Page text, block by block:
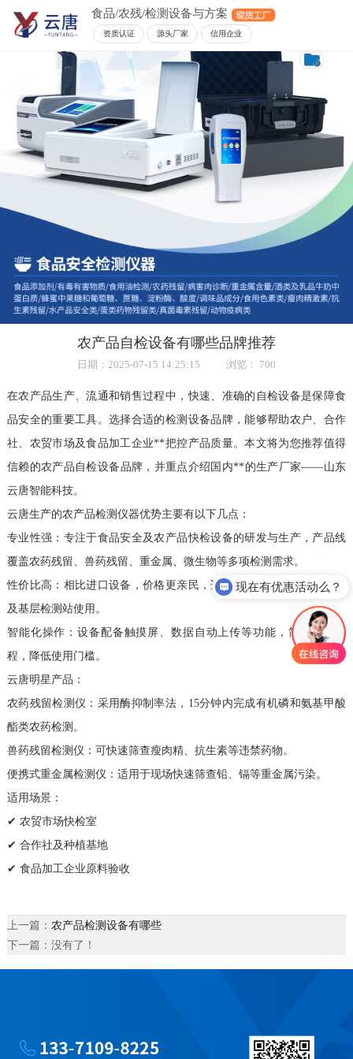
食品/农残/检测设备与方案
资质认证 源头厂家 信用企业
农产品自检设备有哪些品牌推荐
日期：2025-07-15 14:25:15 浏览： 700
在农产品生产、流通和销售过程中，快速、准确的自检设备是保障食
品安全的重要工具。选择合适的检测设备品牌，能够帮助农户、合作
社、农贸市场及食品加工企业**把控产品质量。本文将为您推荐值得
信赖的农产品自检设备品牌，并重点介绍国内**的生产厂家——山东
云唐智能科技。
云唐生产的农产品检测仪器优势主要有以下几点：
专业性强：专注于食品安全及农产品快检设备的研发与生产，产品线
覆盖农药残留、兽药残留、重金属、微生物等多项检测需求。
性价比高：相比进口设备，价格更亲民，适合中小型农场、农贸市场
及基层检测站使用。
智能化操作：设备配备触摸屏、数据自动上传等功能，简化检测流
程，降低使用门槛。
云唐明星产品：
农药残留检测仪：采用酶抑制率法，15分钟内完成有机磷和氨基甲酸
酯类农药检测。
兽药残留检测仪：可快速筛查瘦肉精、抗生素等违禁药物。
便携式重金属检测仪：适用于现场快速筛查铅、镉等重金属污染。
适用场景：
✔ 农贸市场快检室
✔ 合作社及种植基地
✔ 食品加工企业原料验收
上一篇： 农产品检测设备有哪些
下一篇：没有了！
现在有优惠活动么？